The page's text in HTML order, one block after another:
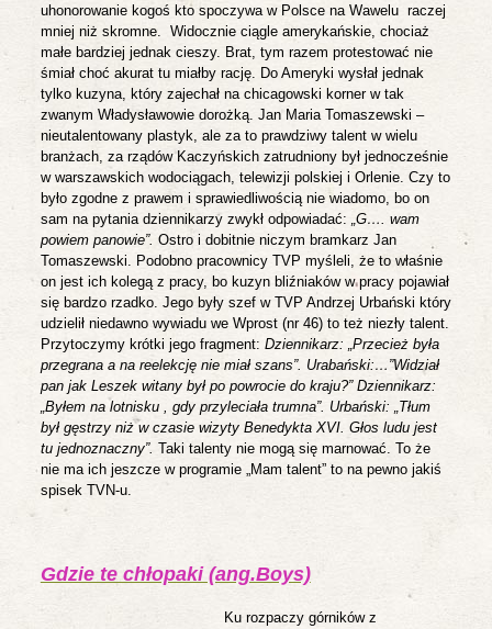
uhonorowanie kogoś kto spoczywa w Polsce na Wawelu raczej
mniej niż skromne. Widocznie ciągle amerykańskie, chociaż
małe bardziej jednak cieszy. Brat, tym razem protestować nie
śmiał choć akurat tu miałby rację. Do Ameryki wysłał jednak
tylko kuzyna, który zajechał na chicagowski korner w tak
zwanym Władysławowie dorożką. Jan Maria Tomaszewski –
nieutalentowany plastyk, ale za to prawdziwy talent w wielu
branżach, za rządów Kaczyńskich zatrudniony był jednocześnie
w warszawskich wodociągach, telewizji polskiej i Orlenie. Czy to
było zgodne z prawem i sprawiedliwością nie wiadomo, bo on
sam na pytania dziennikarzy zwykł odpowiadać: „G…. wam
powiem panowie”. Ostro i dobitnie niczym bramkarz Jan
Tomaszewski. Podobno pracownicy TVP myśleli, że to właśnie
on jest ich kolegą z pracy, bo kuzyn bliźniaków w pracy pojawiał
się bardzo rzadko. Jego były szef w TVP Andrzej Urbański który
udzielił niedawno wywiadu we Wprost (nr 46) to też niezły talent.
Przytoczymy krótki jego fragment: Dziennikarz: „Przecież była
przegrana a na reelekcję nie miał szans”. Urabański:…”Widział
pan jak Leszek witany był po powrocie do kraju?” Dziennikarz:
„Byłem na lotnisku , gdy przyleciała trumna”. Urbański: „Tłum
był gęstrzy niż w czasie wizyty Benedykta XVI. Głos ludu jest
tu jednoznaczny”. Taki talenty nie mogą się marnować. To że
nie ma ich jeszcze w programie „Mam talent” to na pewno jakiś
spisek TVN-u.
Gdzie te chłopaki (ang.Boys)
Ku rozpaczy górników z